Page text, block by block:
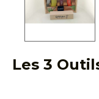
Les 3